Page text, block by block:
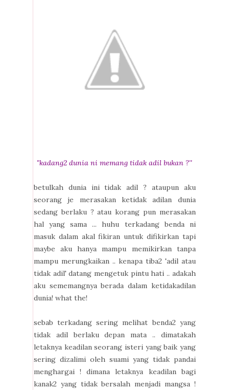
"kadang2 dunia ni memang tidak adil bukan ?''
betulkah dunia ini tidak adil ? ataupun aku
seorang je merasakan ketidak adilan dunia
sedang berlaku ? atau korang pun merasakan
hal yang sama ... huhu terkadang benda ni
masuk dalam akal fikiran untuk difikirkan tapi
maybe aku hanya mampu memikirkan tanpa
mampu merungkaikan .. kenapa tiba2 'adil atau
tidak adil' datang mengetuk pintu hati .. adakah
aku sememangnya berada dalam ketidakadilan
dunia! what the!
sebab terkadang sering melihat benda2 yang
tidak adil berlaku depan mata .. dimatakah
letaknya keadilan seorang isteri yang baik yang
sering dizalimi oleh suami yang tidak pandai
menghargai ! dimana letaknya keadilan bagi
kanak2 yang tidak bersalah menjadi mangsa !